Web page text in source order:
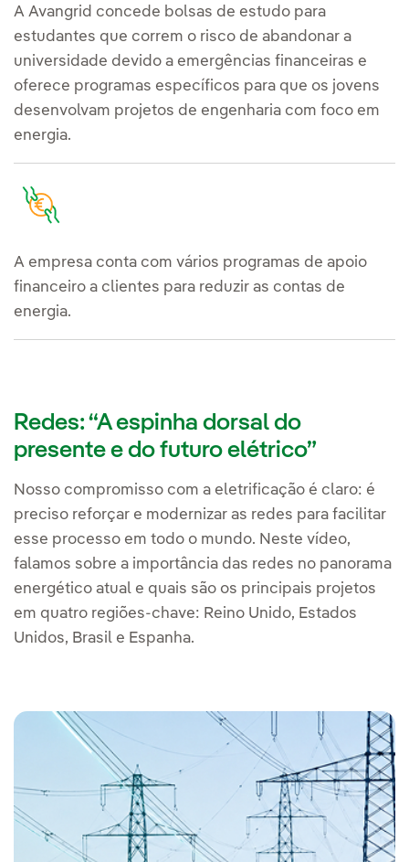
A Avangrid concede bolsas de estudo para
estudantes que correm o risco de abandonar a
universidade devido a emergências financeiras e
oferece programas específicos para que os jovens
desenvolvam projetos de engenharia com foco em
energia.
A empresa conta com vários programas de apoio
financeiro a clientes para reduzir as contas de
energia.
Redes: “A espinha dorsal do
presente e do futuro elétrico”
Nosso compromisso com a eletrificação é claro: é
preciso reforçar e modernizar as redes para facilitar
esse processo em todo o mundo. Neste vídeo,
falamos sobre a importância das redes no panorama
energético atual e quais são os principais projetos
em quatro regiões-chave: Reino Unido, Estados
Unidos, Brasil e Espanha.